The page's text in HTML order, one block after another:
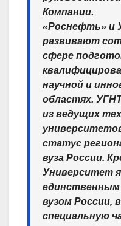
Компании.
«Роснефть» и
развивают
сфере
научной и
областях.
из ведущих
статус
вуза России.
Университет
вузом России,
специальную